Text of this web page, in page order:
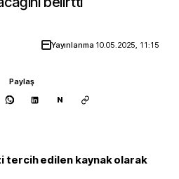
Yayınlanma 10.05.2025, 11:15
Paylaş
N
tercih edilen kaynak olarak